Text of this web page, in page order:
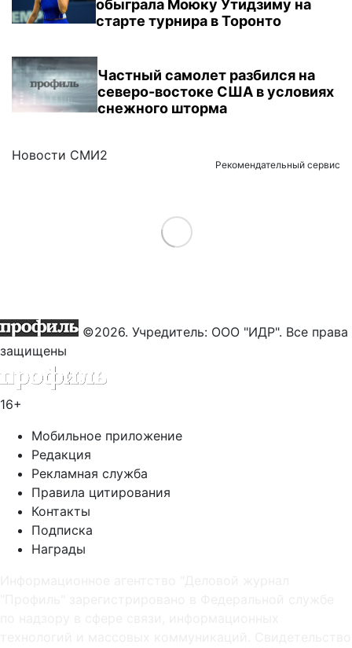
обыграла Моюку Утидзиму на
старте турнира в Торонто
Частный самолет разбился на
северо-востоке США в условиях
снежного шторма
Новости СМИ2
Рекомендательный сервис
Load More
©2026. Учредитель: ООО "ИДР". Все права
защищены
16+
Мобильное приложение
Редакция
Рекламная служба
Правила цитирования
Контакты
Подписка
Награды